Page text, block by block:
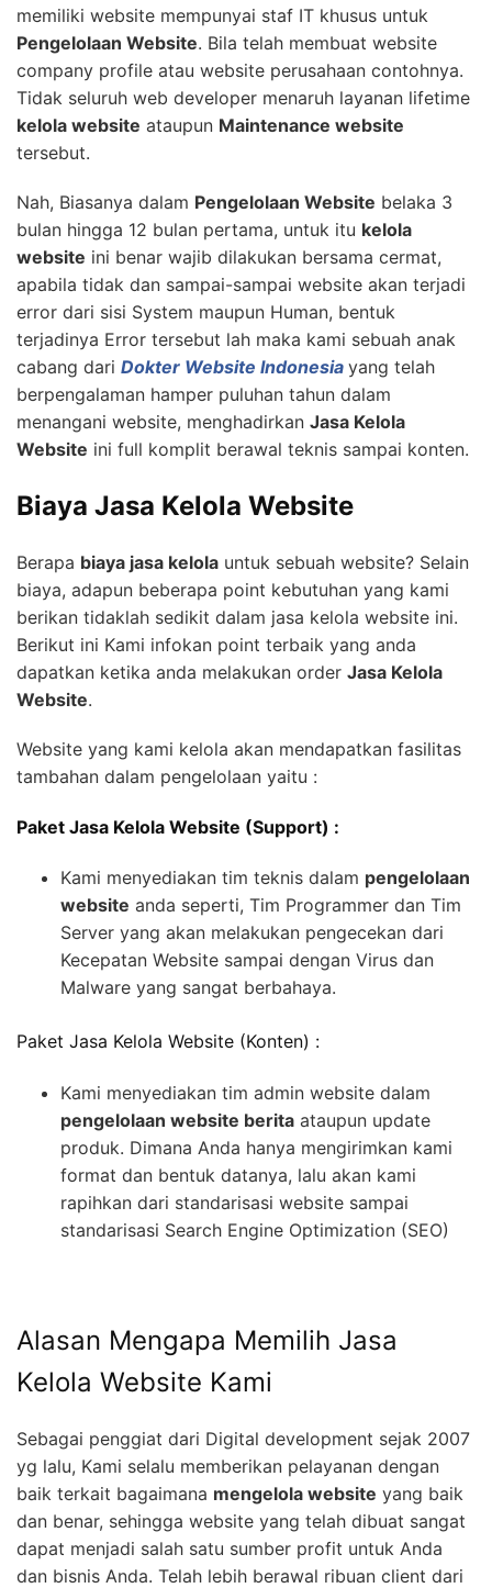
memiliki website mempunyai staf IT khusus untuk
Pengelolaan Website. Bila telah membuat website
company profile atau website perusahaan contohnya.
Tidak seluruh web developer menaruh layanan lifetime
kelola website ataupun Maintenance website
tersebut.
Nah, Biasanya dalam Pengelolaan Website belaka 3
bulan hingga 12 bulan pertama, untuk itu kelola
website ini benar wajib dilakukan bersama cermat,
apabila tidak dan sampai-sampai website akan terjadi
error dari sisi System maupun Human, bentuk
terjadinya Error tersebut lah maka kami sebuah anak
cabang dari Dokter Website Indonesia yang telah
berpengalaman hamper puluhan tahun dalam
menangani website, menghadirkan Jasa Kelola
Website ini full komplit berawal teknis sampai konten.
Biaya Jasa Kelola Website
Berapa biaya jasa kelola untuk sebuah website? Selain
biaya, adapun beberapa point kebutuhan yang kami
berikan tidaklah sedikit dalam jasa kelola website ini.
Berikut ini Kami infokan point terbaik yang anda
dapatkan ketika anda melakukan order Jasa Kelola
Website.
Website yang kami kelola akan mendapatkan fasilitas
tambahan dalam pengelolaan yaitu :
Paket Jasa Kelola Website (Support) :
Kami menyediakan tim teknis dalam pengelolaan
website anda seperti, Tim Programmer dan Tim
Server yang akan melakukan pengecekan dari
Kecepatan Website sampai dengan Virus dan
Malware yang sangat berbahaya.
Paket Jasa Kelola Website (Konten) :
Kami menyediakan tim admin website dalam
pengelolaan website berita ataupun update
produk. Dimana Anda hanya mengirimkan kami
format dan bentuk datanya, lalu akan kami
rapihkan dari standarisasi website sampai
standarisasi Search Engine Optimization (SEO)
Alasan Mengapa Memilih Jasa
Kelola Website Kami
Sebagai penggiat dari Digital development sejak 2007
yg lalu, Kami selalu memberikan pelayanan dengan
baik terkait bagaimana mengelola website yang baik
dan benar, sehingga website yang telah dibuat sangat
dapat menjadi salah satu sumber profit untuk Anda
dan bisnis Anda. Telah lebih berawal ribuan client dari